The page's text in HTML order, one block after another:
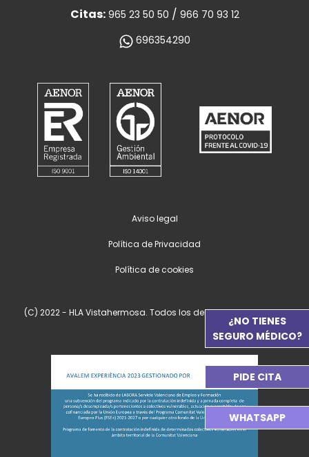
Citas: 965 23 50 50 / 966 70 93 12
696354290
(C) 2022 - HLA Vistahermosa. Todos los derechos reservados.
Aviso legal
Política de Privacidad
Política de cookies
¿NO TIENES
SEGURO MÉDICO?
PIDE CITA
WHATSAPP